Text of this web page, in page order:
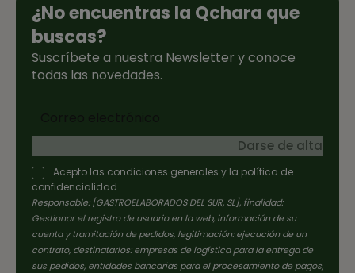
¿No encuentras la Qchara que
buscas?
Suscríbete a nuestra Newsletter y conoce
todas las novedades.
Darse de alta
Acepto las condiciones generales y la política de
confidencialidad.
Responsable: [GASTROELABORADOS DEL SUR, SL], finalidad:
Gestionar el registro de usuario en la web, información de su
cuenta y tramitación de pedidos, legitimación: ejecución de un
contrato, destinatarios: empresas de logística para la entrega de
sus pedidos, entidades bancarias para el procesamiento de pagos,